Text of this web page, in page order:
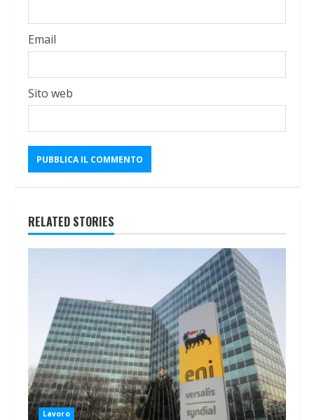
Email
Sito web
RELATED STORIES
Lavoro